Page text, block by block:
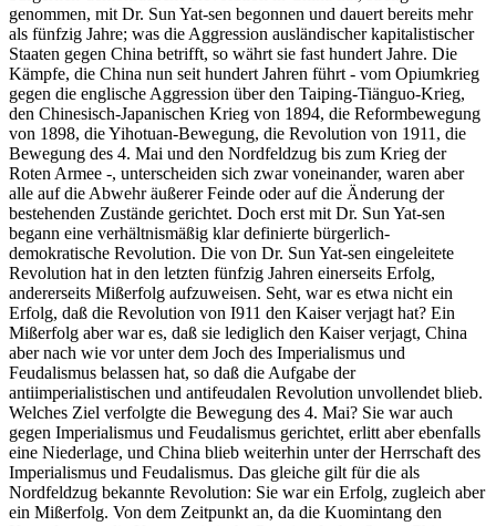
genommen, mit Dr. Sun Yat-sen begonnen und dauert bereits mehr
als fünfzig Jahre; was die Aggression ausländischer kapitalistischer
Staaten gegen China betrifft, so währt sie fast hundert Jahre. Die
Kämpfe, die China nun seit hundert Jahren führt - vom Opiumkrieg
gegen die englische Aggression über den Taiping-Tiänguo-Krieg,
den Chinesisch-Japanischen Krieg von 1894, die Reformbewegung
von 1898, die Yihotuan-Bewegung, die Revolution von 1911, die
Bewegung des 4. Mai und den Nordfeldzug bis zum Krieg der
Roten Armee -, unterscheiden sich zwar voneinander, waren aber
alle auf die Abwehr äußerer Feinde oder auf die Änderung der
bestehenden Zustände gerichtet. Doch erst mit Dr. Sun Yat-sen
begann eine verhältnismäßig klar definierte bürgerlich-
demokratische Revolution. Die von Dr. Sun Yat-sen eingeleitete
Revolution hat in den letzten fünfzig Jahren einerseits Erfolg,
andererseits Mißerfolg aufzuweisen. Seht, war es etwa nicht ein
Erfolg, daß die Revolution von I911 den Kaiser verjagt hat? Ein
Mißerfolg aber war es, daß sie lediglich den Kaiser verjagt, China
aber nach wie vor unter dem Joch des Imperialismus und
Feudalismus belassen hat, so daß die Aufgabe der
antiimperialistischen und antifeudalen Revolution unvollendet blieb.
Welches Ziel verfolgte die Bewegung des 4. Mai? Sie war auch
gegen Imperialismus und Feudalismus gerichtet, erlitt aber ebenfalls
eine Niederlage, und China blieb weiterhin unter der Herrschaft des
Imperialismus und Feudalismus. Das gleiche gilt für die als
Nordfeldzug bekannte Revolution: Sie war ein Erfolg, zugleich aber
ein Mißerfolg. Von dem Zeitpunkt an, da die Kuomintang den